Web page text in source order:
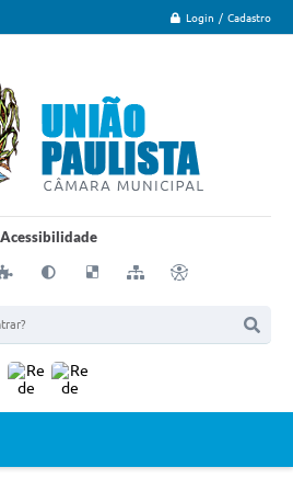
Login / Cadastro
Acessibilidade